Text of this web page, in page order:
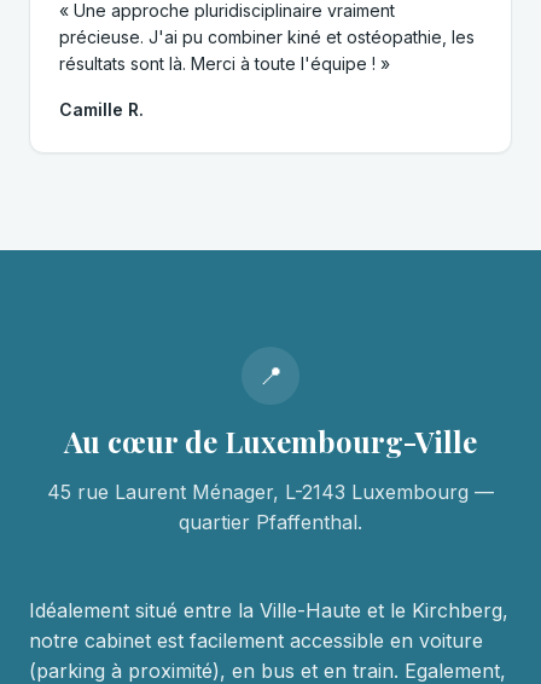
« Une approche pluridisciplinaire vraiment
précieuse. J'ai pu combiner kiné et ostéopathie, les
résultats sont là. Merci à toute l'équipe ! »
Camille R.
📍
Au cœur de Luxembourg-Ville
45 rue Laurent Ménager, L-2143 Luxembourg —
quartier Pfaffenthal.
Idéalement situé entre la Ville-Haute et le Kirchberg,
notre cabinet est facilement accessible en voiture
(parking à proximité), en bus et en train. Egalement,